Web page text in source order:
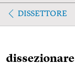
DISSETTORE
dissezionare